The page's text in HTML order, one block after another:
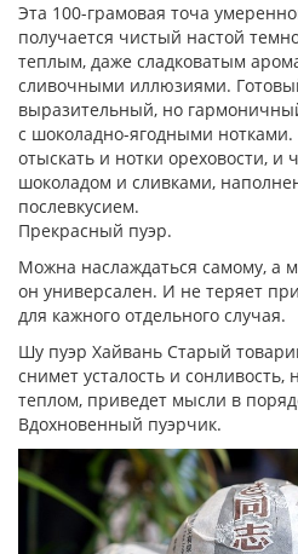
Эта 100-грамовая точа
получается чистый настой
теплым, даже сладковатым
сливочными иллюзиями.
выразительный, но
с шоколадно-ягодными нотками.
отыскать и нотки ореховости, и
шоколадом и сливками,
послевкусием.
Прекрасный пуэр.
Можна наслаждаться самому, а
он универсален. И не теряет
для кажного отдельного случая.
Шу пуэр Хайвань Старый
снимет усталость и сонливость,
теплом, приведет мысли в
Вдохновенный пуэрчик.